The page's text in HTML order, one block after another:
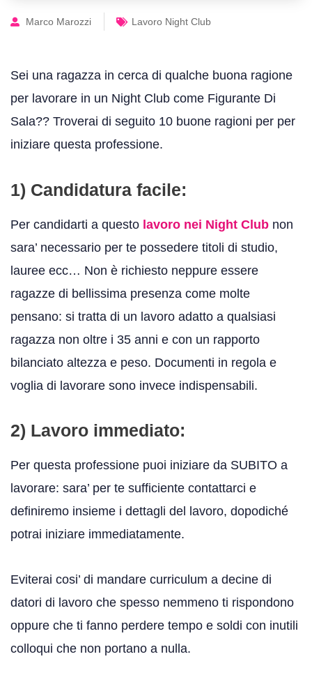
Marco Marozzi Lavoro Night Club
Sei una ragazza in cerca di qualche buona ragione
per lavorare in un Night Club come Figurante Di
Sala?? Troverai di seguito 10 buone ragioni per per
iniziare questa professione.
1) Candidatura facile:
Per candidarti a questo lavoro nei Night Club non
sara’ necessario per te possedere titoli di studio,
lauree ecc… Non è richiesto neppure essere
ragazze di bellissima presenza come molte
pensano: si tratta di un lavoro adatto a qualsiasi
ragazza non oltre i 35 anni e con un rapporto
bilanciato altezza e peso. Documenti in regola e
voglia di lavorare sono invece indispensabili.
2) Lavoro immediato:
Per questa professione puoi iniziare da SUBITO a
lavorare: sara’ per te sufficiente contattarci e
definiremo insieme i dettagli del lavoro, dopodiché
potrai iniziare immediatamente.
Eviterai cosi’ di mandare curriculum a decine di
datori di lavoro che spesso nemmeno ti rispondono
oppure che ti fanno perdere tempo e soldi con inutili
colloqui che non portano a nulla.